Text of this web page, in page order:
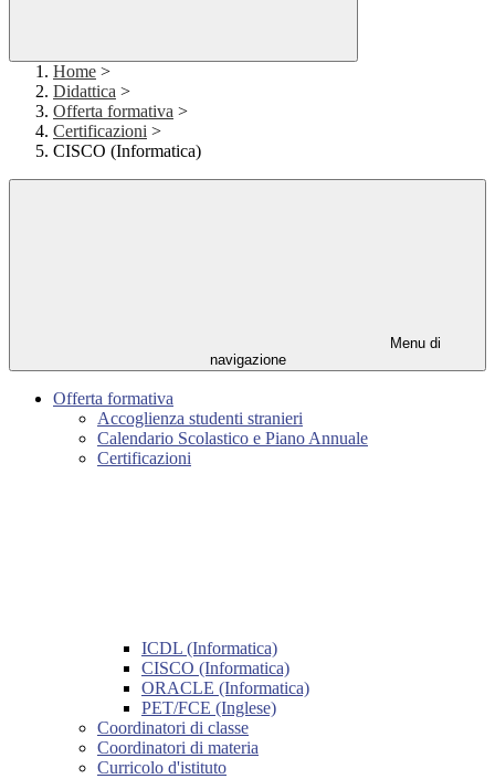
Home >
Didattica >
Offerta formativa >
Certificazioni >
CISCO (Informatica)
Menu di
navigazione
Offerta formativa
Accoglienza studenti stranieri
Calendario Scolastico e Piano Annuale
Certificazioni
ICDL (Informatica)
CISCO (Informatica)
ORACLE (Informatica)
PET/FCE (Inglese)
Coordinatori di classe
Coordinatori di materia
Curricolo d'istituto